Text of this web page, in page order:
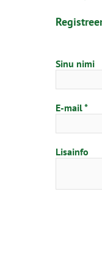
Sinu nimi
E-mail
Lisainfo